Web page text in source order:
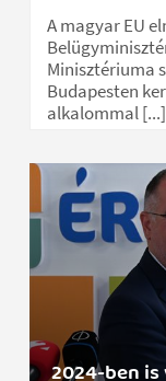
A magyar EU
Minisztériuma
Budapesten
alkalommal [...]
2024-ben